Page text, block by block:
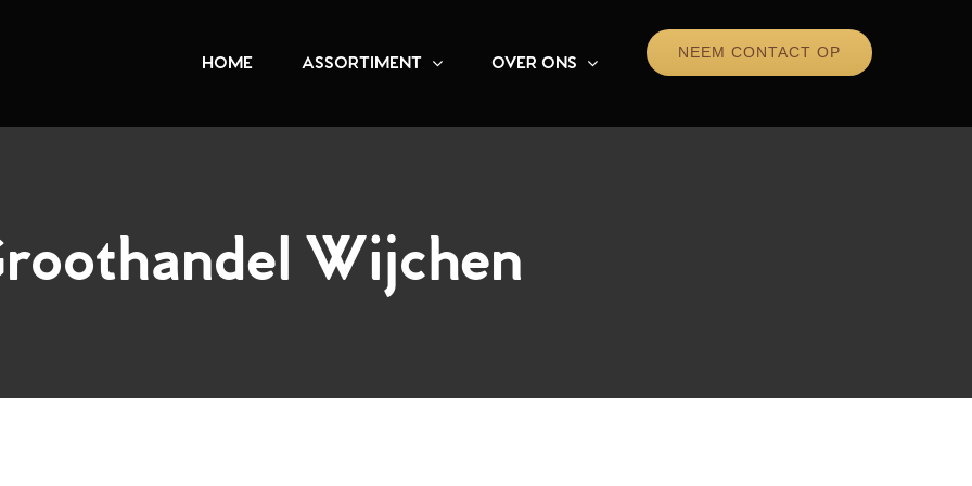
HOME ASSORTIMENT OVER ONS
NEEM CONTACT OP
Wijchen